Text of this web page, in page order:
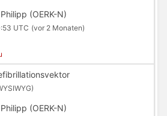
(OERK-N)
UTC (vor 2 Monaten)
(OERK-N)